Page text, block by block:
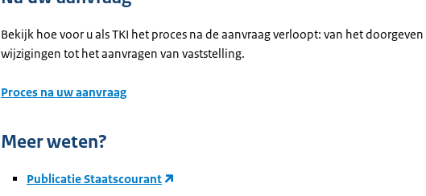
Bekijk hoe voor u als TKI het proces na de aanvraag verloopt: van het doorgeven
wijzigingen tot het aanvragen van vaststelling.
Proces na uw aanvraag
Meer weten?
Publicatie Staatscourant